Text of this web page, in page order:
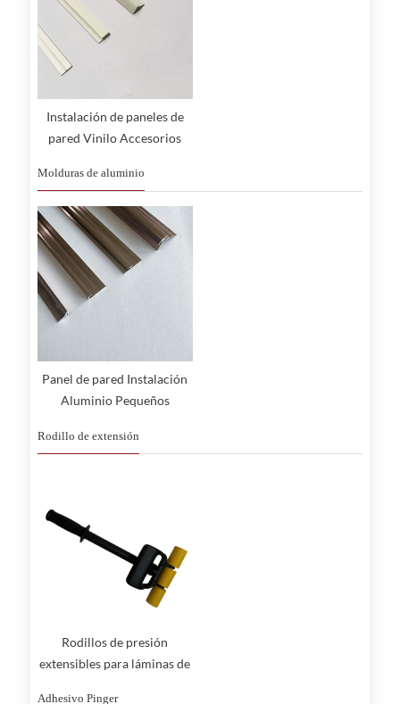
Instalación de paneles de
pared Vinilo Accesorios
Molduras de aluminio
Panel de pared Instalación
Aluminio Pequeños
Rodillo de extensión
Rodillos de presión
extensibles para láminas de
Adhesivo Pinger